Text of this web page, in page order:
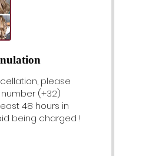
please
(+32)
48 hours in
being charged !